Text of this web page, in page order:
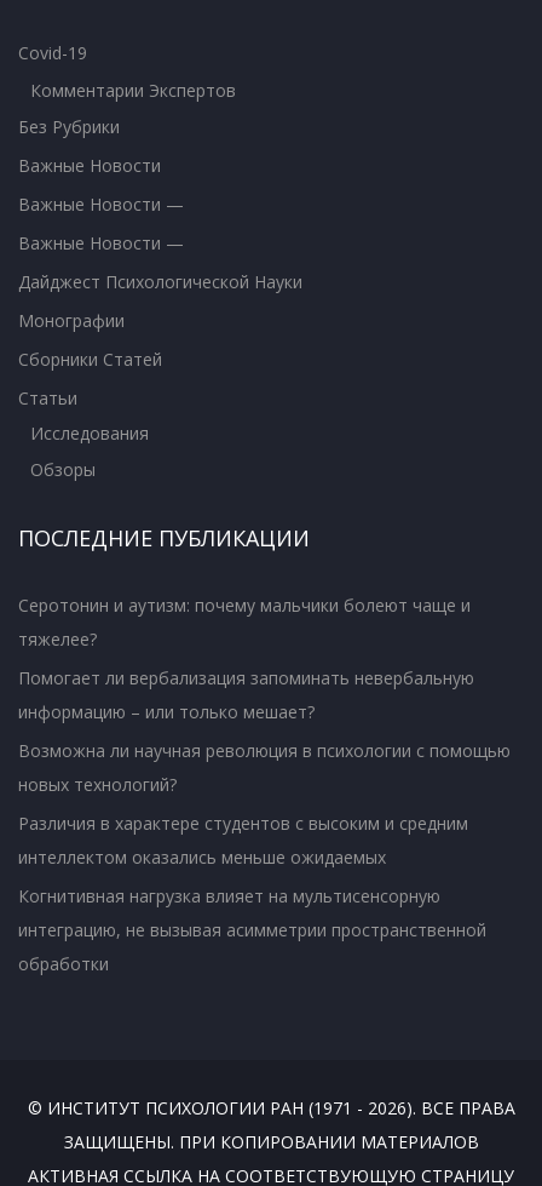
Covid-19
Комментарии Экспертов
Без Рубрики
Важные Новости
Важные Новости —
Важные Новости —
Дайджест Психологической Науки
Монографии
Сборники Статей
Статьи
Исследования
Обзоры
ПОСЛЕДНИЕ ПУБЛИКАЦИИ
Серотонин и аутизм: почему мальчики болеют чаще и
тяжелее?
Помогает ли вербализация запоминать невербальную
информацию – или только мешает?
Возможна ли научная революция в психологии с помощью
новых технологий?
Различия в характере студентов с высоким и средним
интеллектом оказались меньше ожидаемых
Когнитивная нагрузка влияет на мультисенсорную
интеграцию, не вызывая асимметрии пространственной
обработки
© ИНСТИТУТ ПСИХОЛОГИИ РАН (1971 - 2026). ВСЕ ПРАВА
ЗАЩИЩЕНЫ. ПРИ КОПИРОВАНИИ МАТЕРИАЛОВ
АКТИВНАЯ ССЫЛКА НА СООТВЕТСТВУЮЩУЮ СТРАНИЦУ